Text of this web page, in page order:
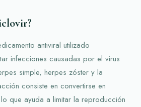
antiviral utilizado
infecciones causadas por el virus
simple, herpes zóster y la
consiste en convertirse en
que ayuda a limitar la reproducción